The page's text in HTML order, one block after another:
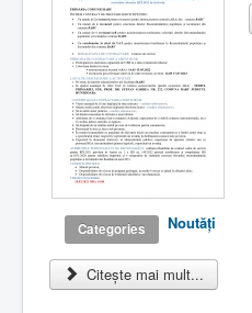
Categories Noutăţi
Citește mai mult...